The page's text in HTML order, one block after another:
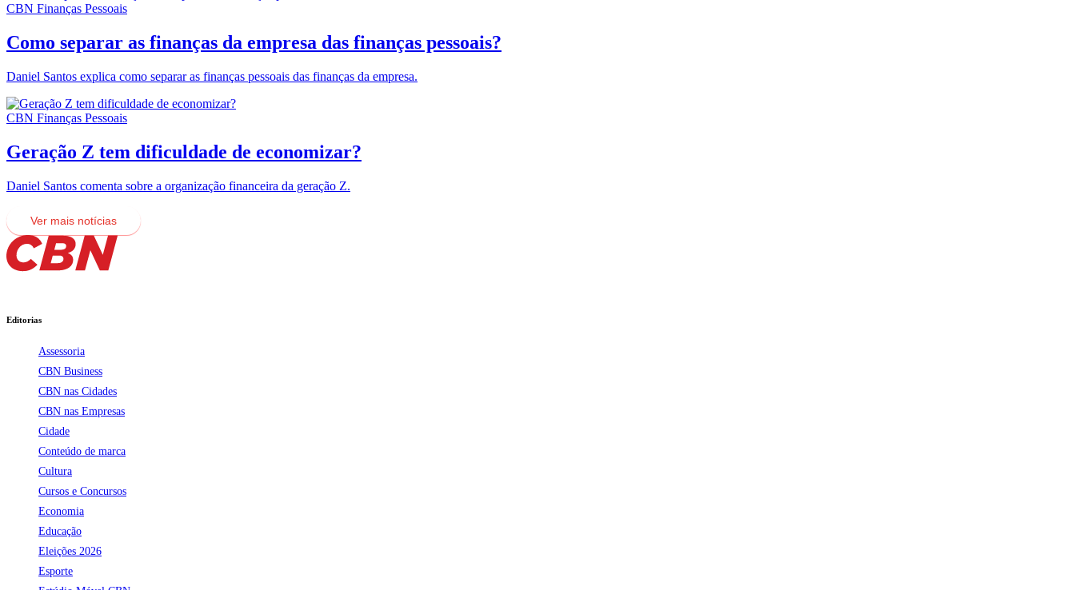
CBN Finanças Pessoais
Como separar as finanças da empresa das finanças pessoais?
Daniel Santos explica como separar as finanças pessoais das finanças da empresa.
CBN Finanças Pessoais
Geração Z tem dificuldade de economizar?
Daniel Santos comenta sobre a organização financeira da geração Z.
Ver mais notícias
Editorias
Assessoria
CBN Business
CBN nas Cidades
CBN nas Empresas
Cidade
Conteúdo de marca
Cultura
Cursos e Concursos
Economia
Educação
Eleições 2026
Esporte